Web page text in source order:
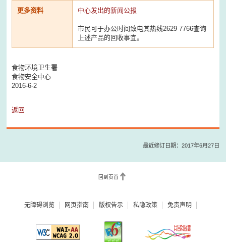
更多资料 中心发出的新闻公报
市民可于办公时间致电其热线2629 7766查询
上述产品的回收事宜。
食物环境卫生署
食物安全中心
2016-6-2
返回
最近修订日期：2017年6月27日
回到页首
无障碍浏览 网页指南 版权告示 私隐政策 免责声明